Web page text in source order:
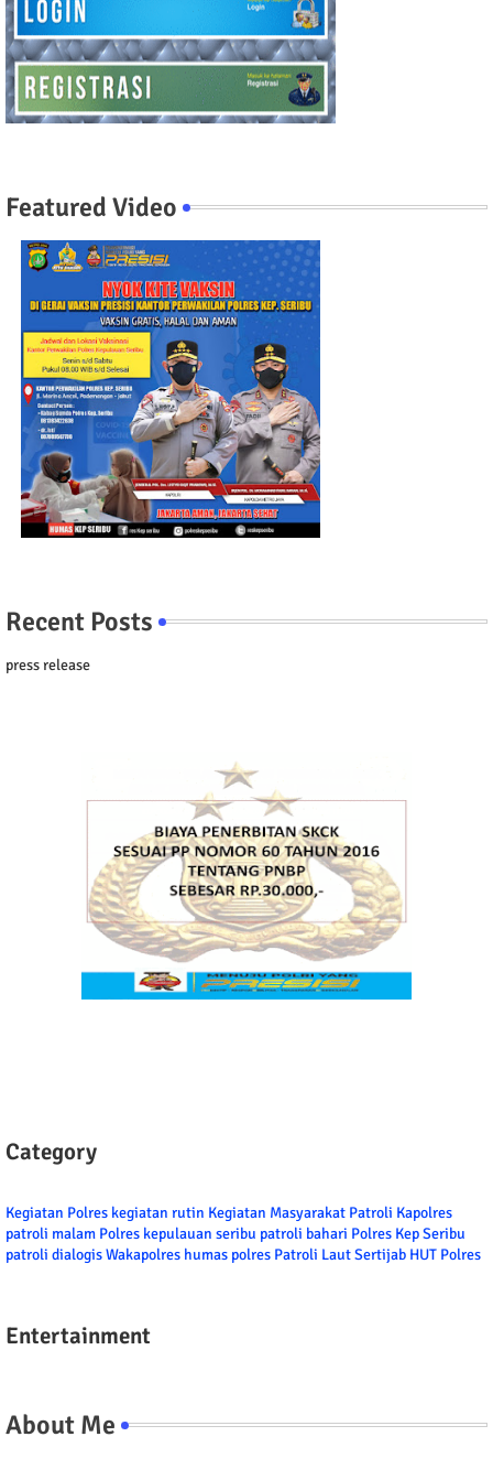
Featured Video
Recent Posts
press release
Category
Kegiatan Polres kegiatan rutin Kegiatan Masyarakat Patroli Kapolres
patroli malam Polres kepulauan seribu patroli bahari Polres Kep Seribu
patroli dialogisWakapolres humas polres Patroli LautSertijab HUT Polres
Entertainment
About Me